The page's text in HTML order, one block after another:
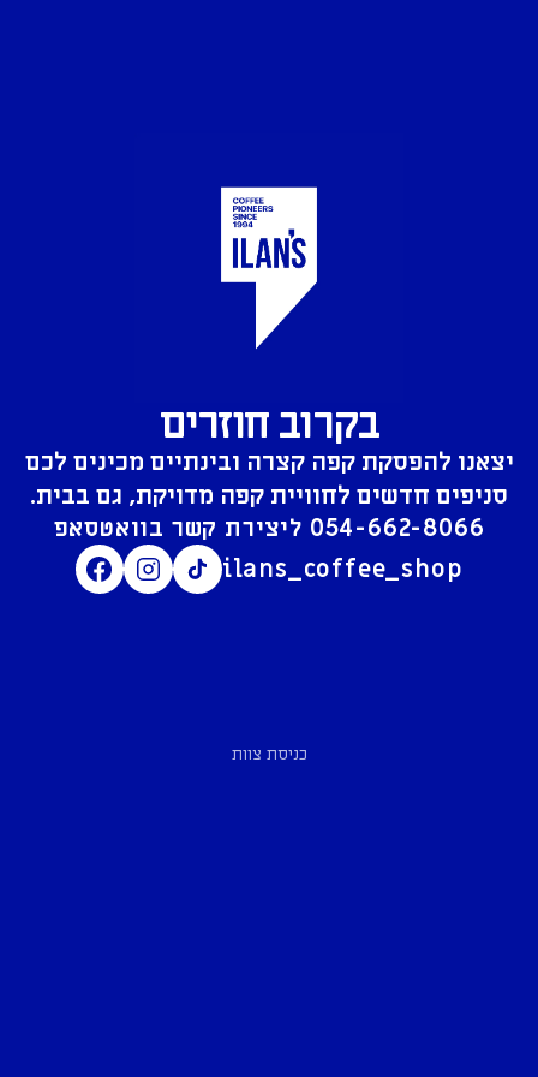
בקרוב חוזרים
יצאנו להפסקת קפה קצרה ובינתיים מכינים לכם
סניפים חדשים לחוויית קפה מדויקת, גם בבית.
054-662-8066
ilans_coffee_shop
כניסת צוות